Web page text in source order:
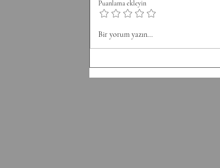
Minute 4: 12 Sit Ups Minute 5: 50
Double Unders Minute 6: Rest
Puanlama ekleyin
Bir yorum yazın...